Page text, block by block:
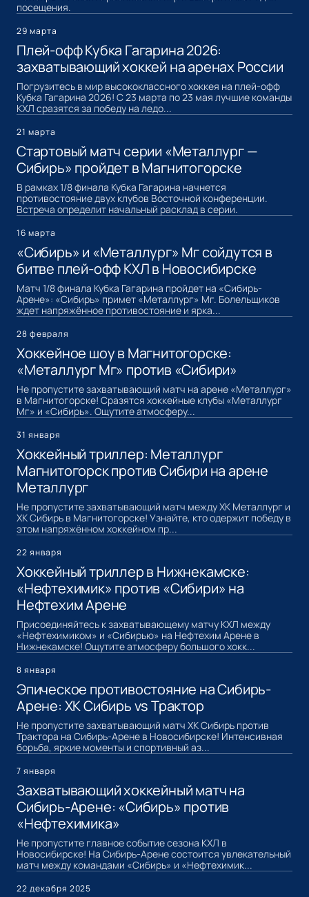
посещения.
29 марта
Плей-офф Кубка Гагарина 2026:
захватывающий хоккей на аренах России
Погрузитесь в мир высококлассного хоккея на плей-офф
Кубка Гагарина 2026! С 23 марта по 23 мая лучшие команды
КХЛ сразятся за победу на ледо...
21 марта
Стартовый матч серии «Металлург —
Сибирь» пройдет в Магнитогорске
В рамках 1/8 финала Кубка Гагарина начнется
противостояние двух клубов Восточной конференции.
Встреча определит начальный расклад в серии.
16 марта
«Сибирь» и «Металлург» Мг сойдутся в
битве плей-офф КХЛ в Новосибирске
Матч 1/8 финала Кубка Гагарина пройдет на «Сибирь-
Арене»: «Сибирь» примет «Металлург» Мг. Болельщиков
ждет напряжённое противостояние и ярка...
28 февраля
Хоккейное шоу в Магнитогорске:
«Металлург Мг» против «Сибири»
Не пропустите захватывающий матч на арене «Металлург»
в Магнитогорске! Сразятся хоккейные клубы «Металлург
Мг» и «Сибирь». Ощутите атмосферу...
31 января
Хоккейный триллер: Металлург
Магнитогорск против Сибири на арене
Металлург
Не пропустите захватывающий матч между ХК Металлург и
ХК Сибирь в Магнитогорске! Узнайте, кто одержит победу в
этом напряжённом хоккейном пр...
22 января
Хоккейный триллер в Нижнекамске:
«Нефтехимик» против «Сибири» на
Нефтехим Арене
Присоединяйтесь к захватывающему матчу КХЛ между
«Нефтехимиком» и «Сибирью» на Нефтехим Арене в
Нижнекамске! Ощутите атмосферу большого хокк...
8 января
Эпическое противостояние на Сибирь-
Арене: ХК Сибирь vs Трактор
Не пропустите захватывающий матч ХК Сибирь против
Трактора на Сибирь-Арене в Новосибирске! Интенсивная
борьба, яркие моменты и спортивный аз...
7 января
Захватывающий хоккейный матч на
Сибирь-Арене: «Сибирь» против
«Нефтехимика»
Не пропустите главное событие сезона КХЛ в
Новосибирске! На Сибирь-Арене состоится увлекательный
матч между командами «Сибирь» и «Нефтехимик...
22 декабря 2025